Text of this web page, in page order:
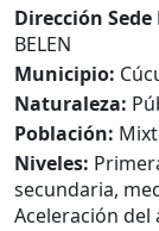
Dirección
BELEN
Municipio:
Naturaleza:
Población:
Niveles:
secundaria,
Aceleración del